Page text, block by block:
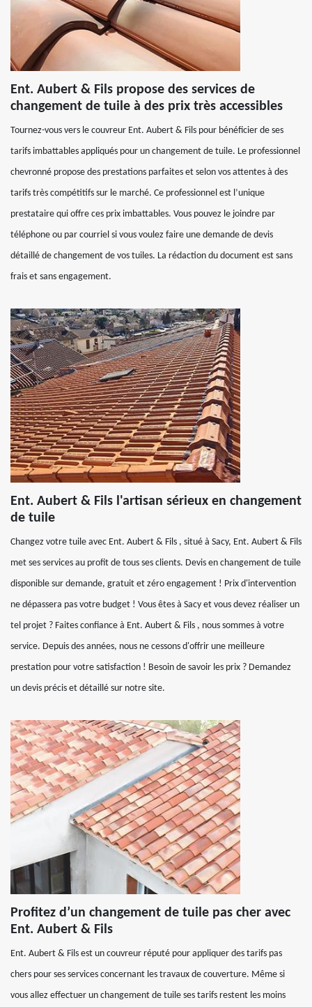
Ent. Aubert & Fils propose des services de
changement de tuile à des prix très accessibles
Tournez-vous vers le couvreur Ent. Aubert & Fils pour bénéficier de ses
tarifs imbattables appliqués pour un changement de tuile. Le professionnel
chevronné propose des prestations parfaites et selon vos attentes à des
tarifs très compétitifs sur le marché. Ce professionnel est l’unique
prestataire qui offre ces prix imbattables. Vous pouvez le joindre par
téléphone ou par courriel si vous voulez faire une demande de devis
détaillé de changement de vos tuiles. La rédaction du document est sans
frais et sans engagement.
Ent. Aubert & Fils l'artisan sérieux en changement
de tuile
Changez votre tuile avec Ent. Aubert & Fils , situé à Sacy, Ent. Aubert & Fils
met ses services au profit de tous ses clients. Devis en changement de tuile
disponible sur demande, gratuit et zéro engagement ! Prix d'intervention
ne dépassera pas votre budget ! Vous êtes à Sacy et vous devez réaliser un
tel projet ? Faites confiance à Ent. Aubert & Fils , nous sommes à votre
service. Depuis des années, nous ne cessons d'offrir une meilleure
prestation pour votre satisfaction ! Besoin de savoir les prix ? Demandez
un devis précis et détaillé sur notre site.
Profitez d’un changement de tuile pas cher avec
Ent. Aubert & Fils
Ent. Aubert & Fils est un couvreur réputé pour appliquer des tarifs pas
chers pour ses services concernant les travaux de couverture. Même si
vous allez effectuer un changement de tuile ses tarifs restent les moins